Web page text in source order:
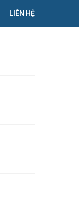
LIÊN HỆ